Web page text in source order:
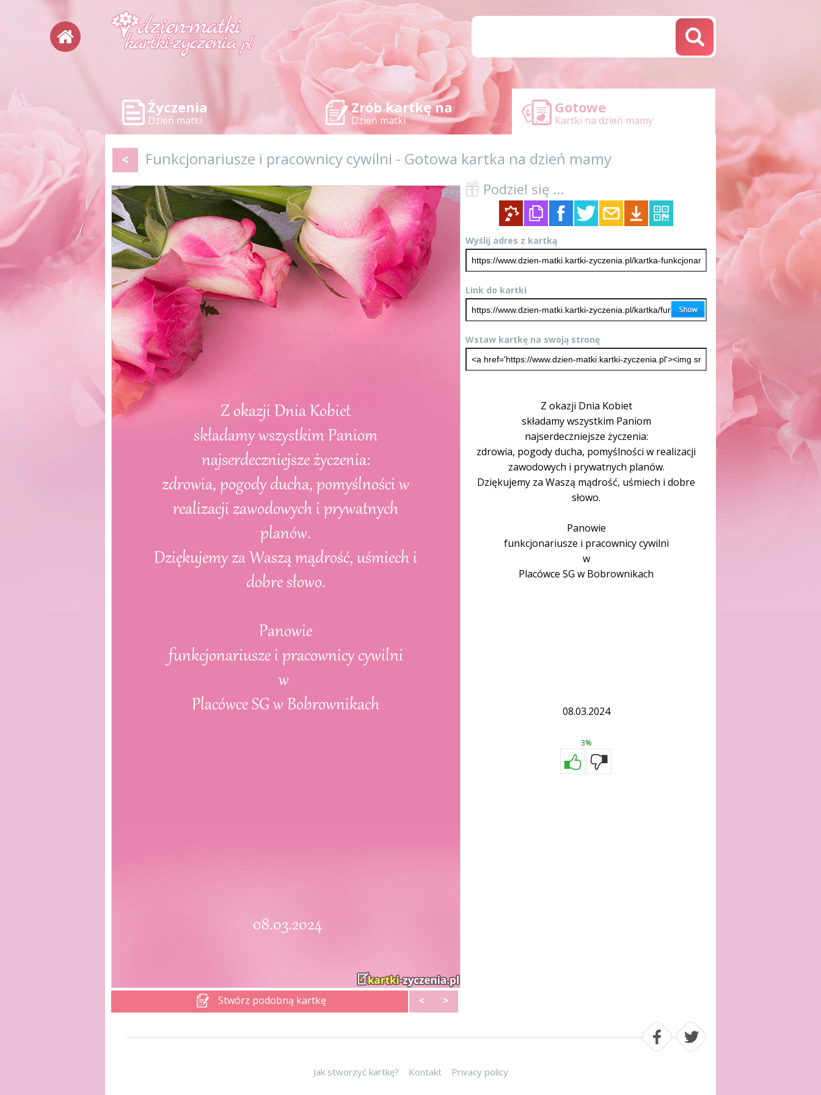
Życzenia
Dzień matki
Zrób kartkę na
Dzień matki
Gotowe
Kartki na dzień mamy
< Funkcjonariusze i pracownicy cywilni - Gotowa kartka na dzień mamy
Stwórz podobną kartkę < >
Podziel się ...
Wyślij adres z kartką
Link do kartki
Wstaw kartkę na swoją stronę
Z okazji Dnia Kobiet
składamy wszystkim Paniom
najserdeczniejsze życzenia:
zdrowia, pogody ducha, pomyślności w realizacji
zawodowych i prywatnych planów.
Dziękujemy za Waszą mądrość, uśmiech i dobre
słowo.
Panowie
funkcjonariusze i pracownicy cywilni
w
Placówce SG w Bobrownikach
08.03.2024
3%
Jak stworzyć kartkę? Kontakt Privacy policy